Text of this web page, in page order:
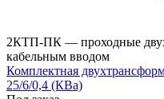
2КТП-ПК — проходные
кабельным вводом
Комплектная
25/6/0,4 (КВа)